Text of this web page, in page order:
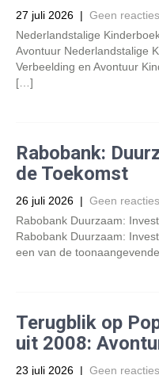
27 juli 2026 | Geen reacties
Nederlandstalige
Avontuur Nederlandstalige
Verbeelding en Avontuur
[…]
Rabobank:
de Toekomst
26 juli 2026 | Geen reacties
Rabobank Duurzaam:
Rabobank Duurzaam:
een van de
Terugblik op
uit 2008:
23 juli 2026 | Geen reacties